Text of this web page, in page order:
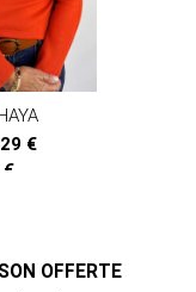
29 €
€
OFFERTE